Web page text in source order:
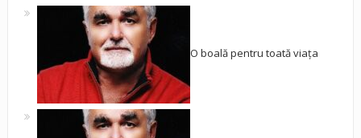
O boală pentru toată viața